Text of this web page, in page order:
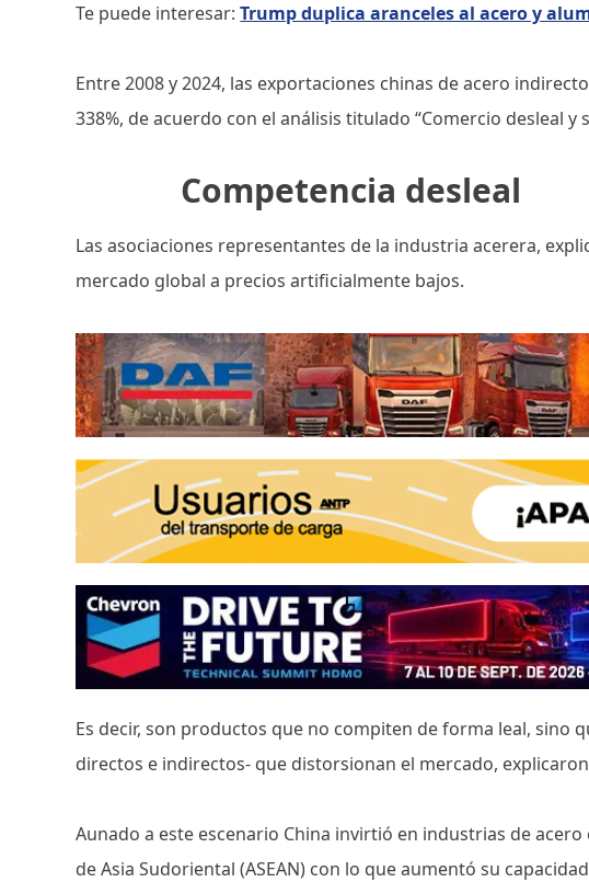
Te puede interesar:Trump duplica aranceles al acero y
Entre 2008 y 2024, las exportaciones chinas de acero
338%, de acuerdo con el análisis titulado “Comercio desleal y
Competencia desleal
Las asociaciones representantes de la industria acerera,
mercado global a precios artificialmente bajos.
Es decir, son productos que no compiten de forma leal, sino
directos e indirectos- que distorsionan el mercado,
Aunado a este escenario China invirtió en industrias de acero
de Asia Sudoriental (ASEAN) con lo que aumentó su